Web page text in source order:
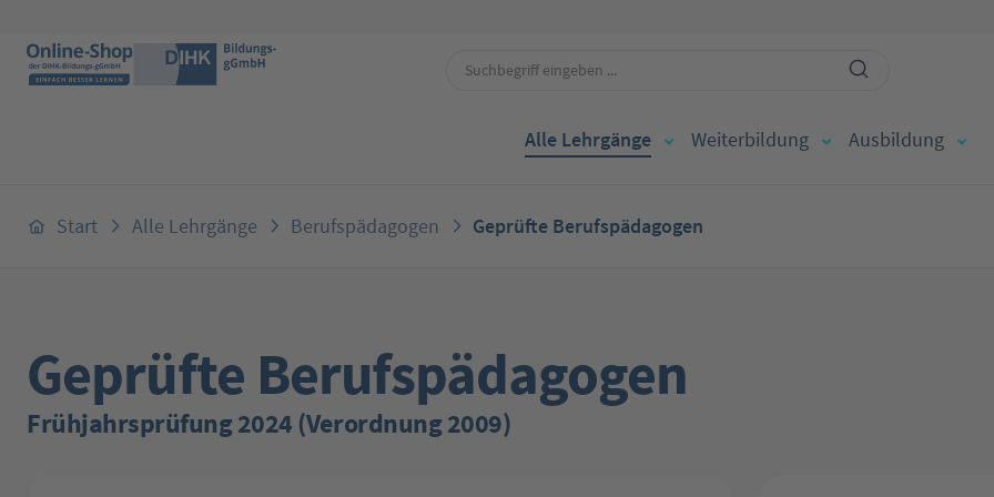
Alle Lehrgänge Weiterbildung Ausbildung
Start Alle Lehrgänge Berufspädagogen Geprüfte Berufspädagogen
Geprüfte Berufspädagogen
Frühjahrsprüfung 2024 (Verordnung 2009)